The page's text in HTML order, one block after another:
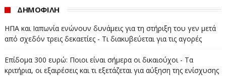
ΔΗΜΟΦΙΛΗ
ΗΠΑ και Ιαπωνία ενώνουν δυνάμεις για τη στήριξη του γεν μετά
από σχεδόν τρεις δεκαετίες - Τι διακυβεύεται για τις αγορές
Επίδομα 300 ευρώ: Ποιοι είναι σήμερα οι δικαιούχοι - Τα
κριτήρια, οι εξαιρέσεις και τι εξετάζεται για αύξηση της ενίσχυσης